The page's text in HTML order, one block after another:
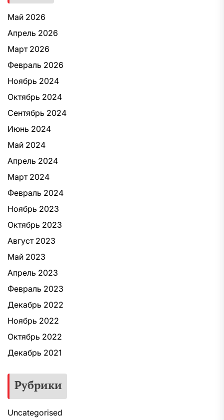
Май 2026
Апрель 2026
Март 2026
Февраль 2026
Ноябрь 2024
Октябрь 2024
Сентябрь 2024
Июнь 2024
Май 2024
Апрель 2024
Март 2024
Февраль 2024
Ноябрь 2023
Октябрь 2023
Август 2023
Май 2023
Апрель 2023
Февраль 2023
Декабрь 2022
Ноябрь 2022
Октябрь 2022
Декабрь 2021
Рубрики
Uncategorised